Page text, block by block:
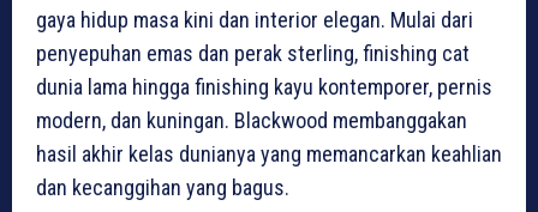
gaya hidup masa kini dan interior elegan. Mulai dari
penyepuhan emas dan perak sterling, finishing cat
dunia lama hingga finishing kayu kontemporer, pernis
modern, dan kuningan. Blackwood membanggakan
hasil akhir kelas dunianya yang memancarkan keahlian
dan kecanggihan yang bagus.